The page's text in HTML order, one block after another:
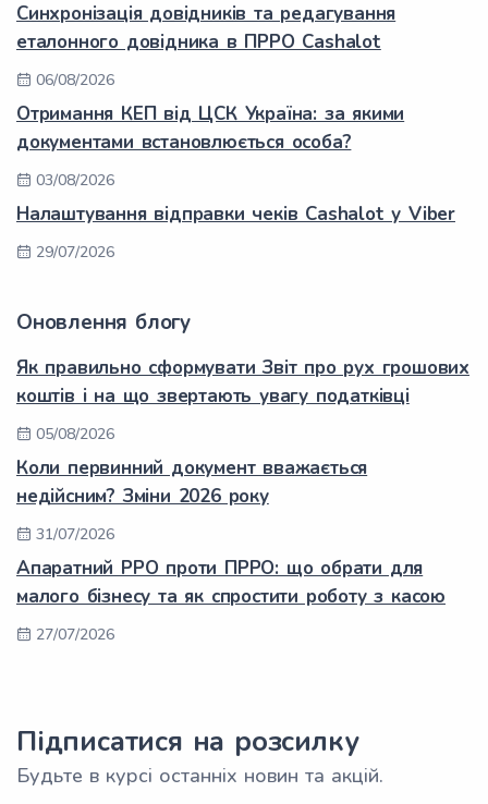
Синхронізація довідників та редагування
еталонного довідника в ПРРО Cashalot
06/08/2026
Отримання КЕП від ЦСК Україна: за якими
документами встановлюється особа?
03/08/2026
Налаштування відправки чеків Cashalot у Viber
29/07/2026
Оновлення блогу
Як правильно сформувати Звіт про рух грошових
коштів і на що звертають увагу податківці
05/08/2026
Коли первинний документ вважається
недійсним? Зміни 2026 року
31/07/2026
Апаратний РРО проти ПРРО: що обрати для
малого бізнесу та як спростити роботу з касою
27/07/2026
Підписатися на розсилку
Будьте в курсі останніх новин та акцій.